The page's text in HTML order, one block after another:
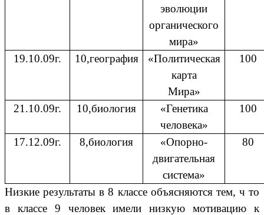
эволюции
органического
мира»
19.10.09г. 10,география
«Политическая
карта
Мира»
100
21.10.09г. 10,биология
«Генетика
человека»
100
17.12.09г. 8,биология
«Опорно-
двигательная
система»
80
Низкие результаты в 8 классе объясняются тем, ч то
в классе 9 человек имели низкую мотивацию к